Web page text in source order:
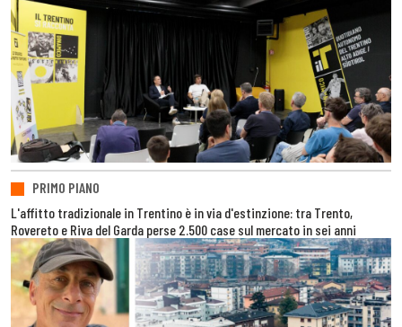
PRIMO PIANO
L'affitto tradizionale in Trentino è in via d'estinzione: tra Trento,
Rovereto e Riva del Garda perse 2.500 case sul mercato in sei anni